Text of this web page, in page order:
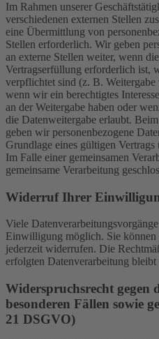
Im Rahmen unserer
verschiedenen externen Stellen
eine Übermittlung von
Stellen erforderlich. Wir geben
an externe Stellen weiter, wenn
Vertragserfüllung erforderlich ist,
verpflichtet sind (z. B. Weitergabe
wenn wir ein berechtigtes
an der Weitergabe haben oder
die Datenweitergabe erlaubt.
geben wir personenbezogene
Grundlage eines gültigen
Im Falle einer gemeinsamen
gemeinsame Verarbeitung
Widerruf Ihrer
Viele
Einwilligung möglich. Sie
jederzeit widerrufen. Die
erfolgten Datenverarbeitung
Widerspruchsrecht gegen
besonderen Fällen sowie
21 DSGVO)